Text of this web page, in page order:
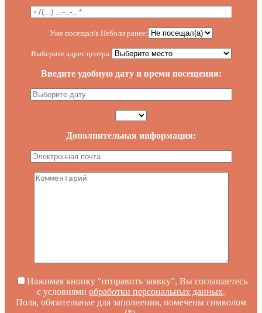
Уже посещал/а Неболи ранее:
Выберите адрес центра:
Введите удобную дату и время посещения:
Дополнительная информация:
Нажимая кнопку “отправить заявку”, Вы соглашаетесь
с условиями обработки персональных данных.
Поля, обязательные для заполнения, помечены символом